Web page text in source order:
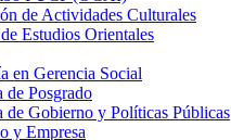
de Actividades Culturales
Estudios Orientales
en Gerencia Social
de Posgrado
de Gobierno y Políticas Públicas
y Empresa